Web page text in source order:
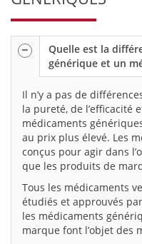
Quelle est la
générique et un
Il n’y a pas de
la pureté, de l’efficacité
médicaments
au prix plus élevé. Les
conçus pour agir dans
que les produits de
Tous les médicaments
étudiés et approuvés
les médicaments
marque font l’objet des